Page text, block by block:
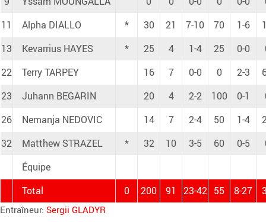
11
Alpha DIALLO * 30 21 7-10 70 1-6
13
Kevarrius HAYES * 25 4 1-4 25 0-0
22
Terry TARPEY 16 7 0-0 0 2-3
23
Juhann BEGARIN 20 4 2-2 100 0-1
26
Nemanja NEDOVIC 14 7 2-4 50 1-4
32
Matthew STRAZEL * 32 10 3-5 60 0-5
Équipe
Total
0 200 91 23-42 55 8-27
Entraîneur: Sergii GLADYR